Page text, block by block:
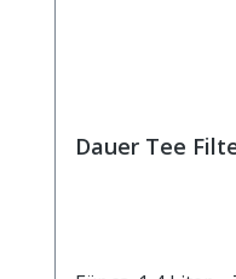
Dauer Tee